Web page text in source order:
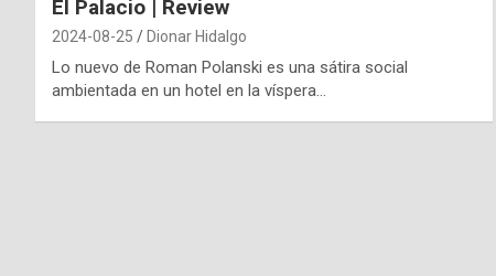
El Palacio | Review
2024-08-25 Dionar Hidalgo
Lo nuevo de Roman Polanski es una sátira social
ambientada en un hotel en la víspera…